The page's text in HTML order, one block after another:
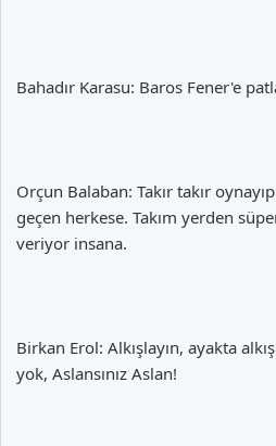
Bahadır Karasu: Baros Fener'e
Orçun Balaban: Takır takır
geçen herkese. Takım yerden
veriyor insana.
Birkan Erol: Alkışlayın, ayakta
yok, Aslansınız Aslan!